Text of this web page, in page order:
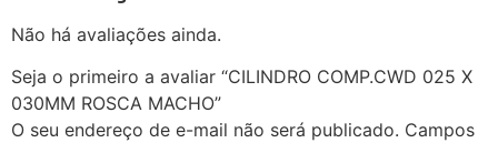
Não há avaliações ainda.
Seja o primeiro a avaliar “CILINDRO COMP.CWD 025 X
030MM ROSCA MACHO”
O seu endereço de e-mail não será publicado. Campos